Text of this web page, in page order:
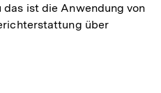
das ist die Anwendung von
über